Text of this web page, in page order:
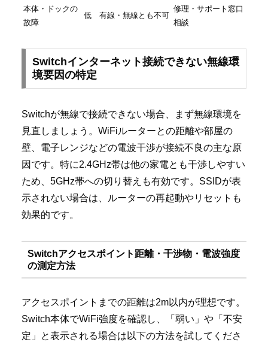
本体・ドックの
故障
低 有線・無線とも不可
修理・サポート窓口
相談
Switchインターネット接続できない無線環
境要因の特定
Switchが無線で接続できない場合、まず無線環境を
見直しましょう。WiFiルーターとの距離や部屋の
壁、電子レンジなどの電波干渉が接続不良の主な原
因です。特に2.4GHz帯は他の家電とも干渉しやすい
ため、5GHz帯への切り替えも有効です。SSIDが表
示されない場合は、ルーターの再起動やリセットも
効果的です。
Switchアクセスポイント距離・干渉物・電波強度
の測定方法
アクセスポイントまでの距離は2m以内が理想です。
Switch本体でWiFi強度を確認し、「弱い」や「不安
定」と表示される場合は以下の方法を試してくださ